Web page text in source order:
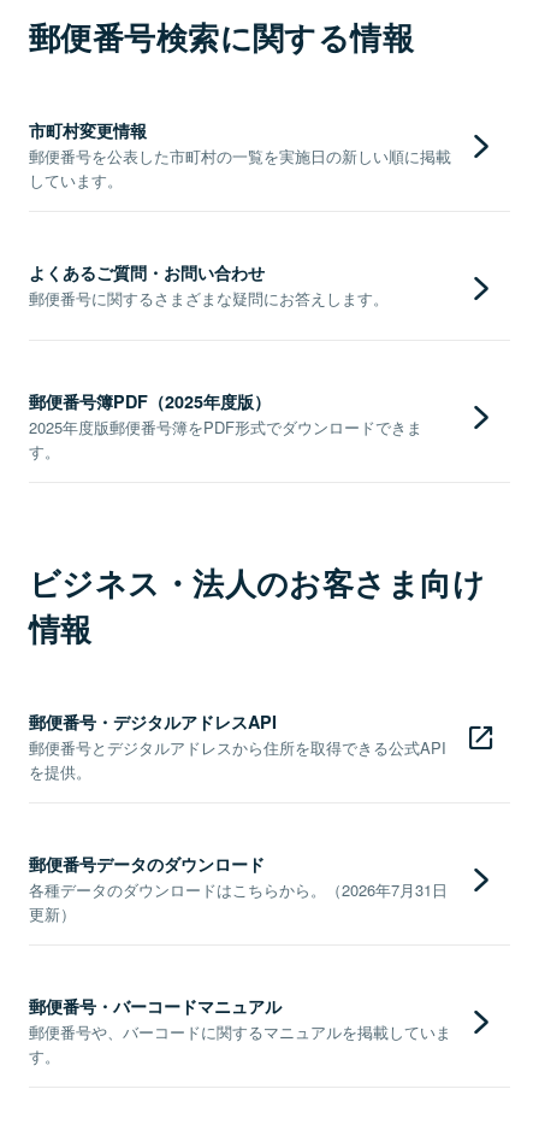
郵便番号検索に関する情報
市町村変更情報
郵便番号を公表した市町村の一覧を実施日の新しい順に掲載
しています。
よくあるご質問・お問い合わせ
郵便番号に関するさまざまな疑問にお答えします。
郵便番号簿PDF（2025年度版）
2025年度版郵便番号簿をPDF形式でダウンロードできま
す。
ビジネス・法人のお客さま向け
情報
郵便番号・デジタルアドレスAPI
郵便番号とデジタルアドレスから住所を取得できる公式API
を提供。
郵便番号データのダウンロード
各種データのダウンロードはこちらから。（2026年7月31日
更新）
郵便番号・バーコードマニュアル
郵便番号や、バーコードに関するマニュアルを掲載していま
す。